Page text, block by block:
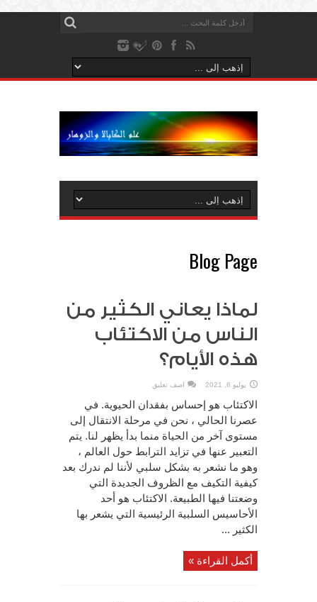
Blog Page
لماذا يعاني الكثير من
الناس من الاكتئاب
هذه الأيام؟
يوليو 6, 2021 اضف تعليق
الاكتئاب هو إحساس بفقدان الحيوية. في
عصرنا الحالي ، نحن في مرحلة الانتقال إلى
مستوى آخر من الحياة منما بدأ يظهر لنا. يتم
التعبير عنها في تزايد الترابط حول العالم ،
وهو ما نشعر به بشكل سلبي لأننا لم ندرك بعد
كيفية التكيف مع الظروف الجديدة التي
وضعتنا فيها الطبيعة. الاكتئاب هو أحد
الأحاسيس السلبية الرئيسية التي يشعر بها
الكثير ...
أكمل القراءة »